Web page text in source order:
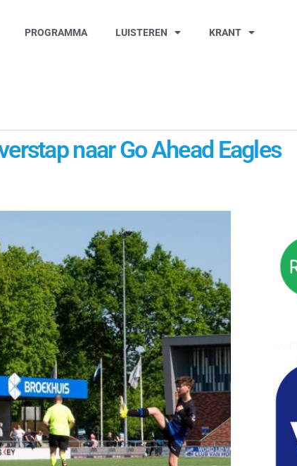
PROGRAMMA LUISTEREN KRANT
naar Go Ahead Eagles